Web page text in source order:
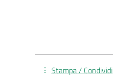
Stampa / Condividi